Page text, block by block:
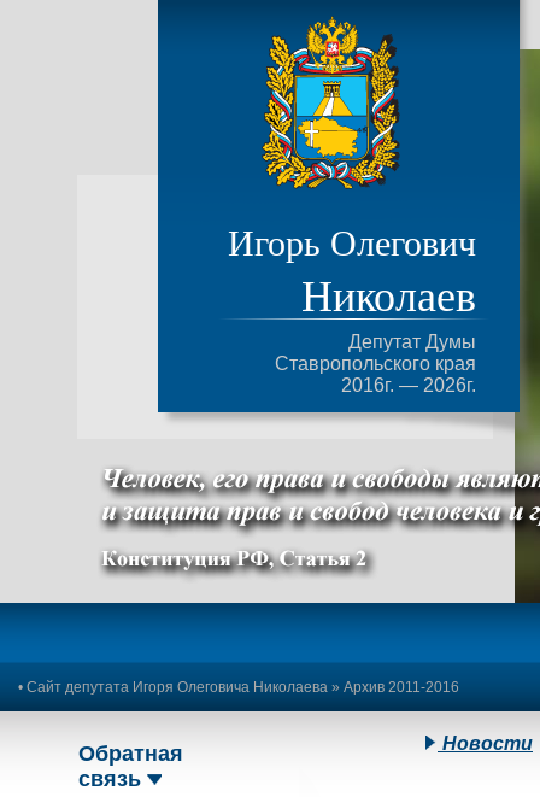
Игорь Олегович
Николаев
Депутат Думы
Ставропольского края
2016г. — 2026г.
• Сайт депутата Игоря Олеговича Николаева » Архив 2011-2016
Обратная
связь
Новости